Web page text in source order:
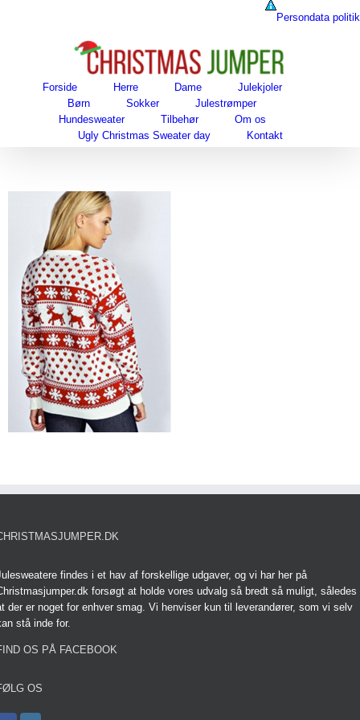
Persondata politik
Forside Herre Dame
Julekjoler
Børn
Sokker
Julestrømper
Hundesweater
Tilbehør
Om os
Ugly Christmas Sweater day
Kontakt
findes i et hav af forskellige udgaver, og vi har her på
forsøgt at holde vores udvalg så bredt så muligt, således
der er noget for enhver smag. Vi henviser kun til leverandører, som vi selv
stå inde for.
OS PÅ FACEBOOK
OS